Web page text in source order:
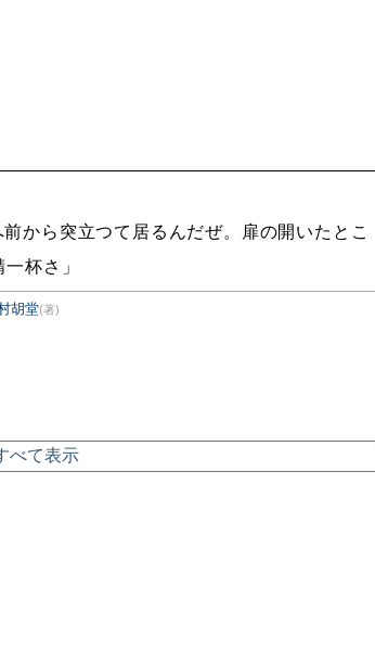
から突立つて居るんだぜ。扉の開いたとこ
杯さ」
胡堂(著)
べて表示